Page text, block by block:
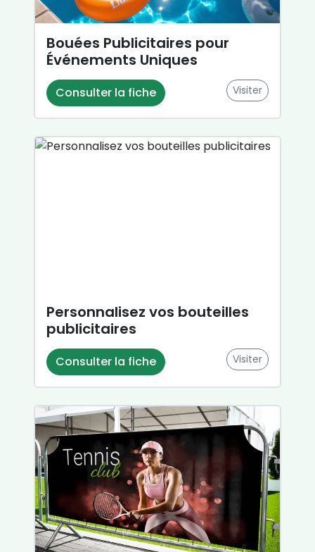
Bouées Publicitaires pour
Événements Uniques
Consulter la fiche Visiter
Personnalisez vos bouteilles
publicitaires
Consulter la fiche Visiter